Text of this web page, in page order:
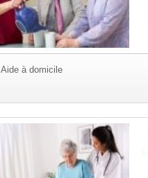
Aide à domicile